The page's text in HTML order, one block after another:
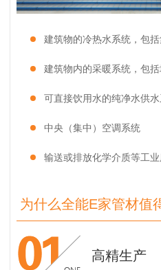
建筑物的冷热水系统，包
建筑物内的采暖系统，包
可直接饮用水的纯净水供
中央（集中）空调系统
输送或排放化学介质等工业
为什么全能E家管材值
高精生产